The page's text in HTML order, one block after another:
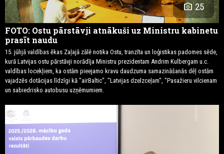
photo_camera 25
FOTO: Ostu pārstāvji atnākuši uz Ministru kabinetu
prasīt naudu
15. jūlijā valdības ēkas Zaļajā zālē notika Ostu, tranzīta un loģistikas padomes sēde,
kurā Latvijas ostu pārstāvji norādīja Ministru prezidentam Andrim Kulbergam u.c.
valdības locekļiem, ka ostām pieejamo kravu daudzuma samazināšanās dēļ ostām
vajadzēs dotācijas līdzīgi kā "airBaltic", "Latvijas dzelzceļam", "Pasažieru vilcienam
un sabiedrisko autobusu uzņēmumiem.